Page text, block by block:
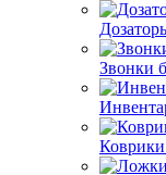
Звонки
Коврики